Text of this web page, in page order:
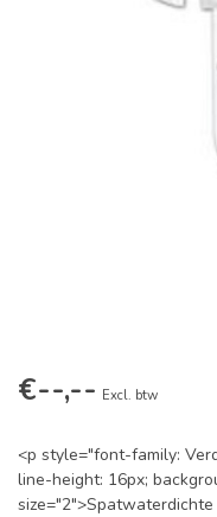
€--,-- Excl. btw
<p style="font-family:
line-height: 16px;